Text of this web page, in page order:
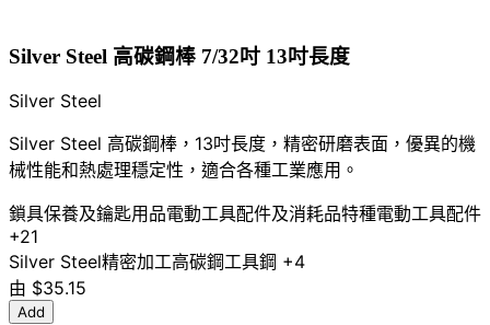
Silver Steel 高碳鋼棒 7/32吋 13吋長度
Silver Steel
Silver Steel 高碳鋼棒，13吋長度，精密研磨表面，優異的機
械性能和熱處理穩定性，適合各種工業應用。
鎖具保養及鑰匙用品電動工具配件及消耗品特種電動工具配件
+21
Silver Steel精密加工高碳鋼工具鋼 +4
由 $35.15
Add